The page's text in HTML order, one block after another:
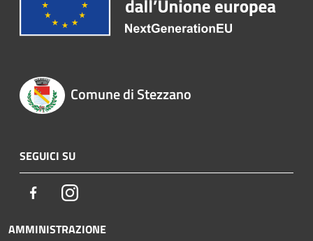
Comune di Stezzano
SEGUICI SU
FacebookInstagram
AMMINISTRAZIONE